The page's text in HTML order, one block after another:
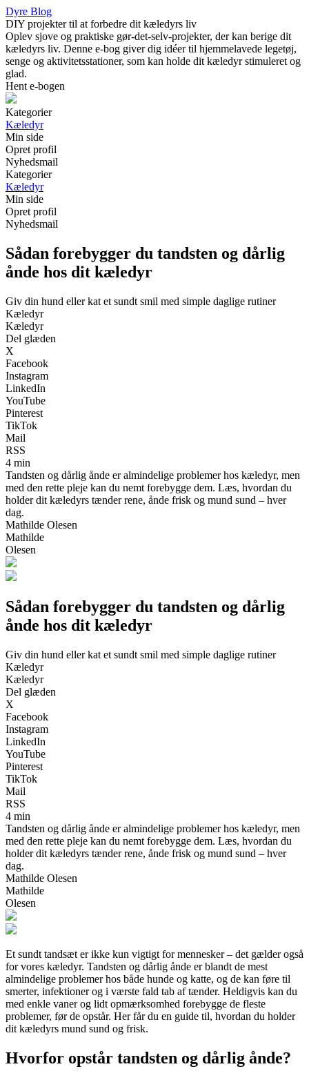
Dyre Blog
DIY projekter til at forbedre dit kæledyrs liv
Oplev sjove og praktiske gør-det-selv-projekter, der kan berige dit
kæledyrs liv. Denne e-bog giver dig idéer til hjemmelavede legetøj,
senge og aktivitetsstationer, som kan holde dit kæledyr stimuleret og
glad.
Hent e-bogen
Kategorier
Kæledyr
Min side
Opret profil
Nyhedsmail
Kategorier
Kæledyr
Min side
Opret profil
Nyhedsmail
Sådan forebygger du tandsten og dårlig
ånde hos dit kæledyr
Giv din hund eller kat et sundt smil med simple daglige rutiner
Kæledyr
Kæledyr
Del glæden
X
Facebook
Instagram
LinkedIn
YouTube
Pinterest
TikTok
Mail
RSS
4 min
Tandsten og dårlig ånde er almindelige problemer hos kæledyr, men
med den rette pleje kan du nemt forebygge dem. Læs, hvordan du
holder dit kæledyrs tænder rene, ånde frisk og mund sund – hver
dag.
Mathilde Olesen
Mathilde
Olesen
Sådan forebygger du tandsten og dårlig
ånde hos dit kæledyr
Giv din hund eller kat et sundt smil med simple daglige rutiner
Kæledyr
Kæledyr
Del glæden
X
Facebook
Instagram
LinkedIn
YouTube
Pinterest
TikTok
Mail
RSS
4 min
Tandsten og dårlig ånde er almindelige problemer hos kæledyr, men
med den rette pleje kan du nemt forebygge dem. Læs, hvordan du
holder dit kæledyrs tænder rene, ånde frisk og mund sund – hver
dag.
Mathilde Olesen
Mathilde
Olesen
Et sundt tandsæt er ikke kun vigtigt for mennesker – det gælder også
for vores kæledyr. Tandsten og dårlig ånde er blandt de mest
almindelige problemer hos både hunde og katte, og de kan føre til
smerter, infektioner og i værste fald tab af tænder. Heldigvis kan du
med enkle vaner og lidt opmærksomhed forebygge de fleste
problemer, før de opstår. Her får du en guide til, hvordan du holder
dit kæledyrs mund sund og frisk.
Hvorfor opstår tandsten og dårlig ånde?